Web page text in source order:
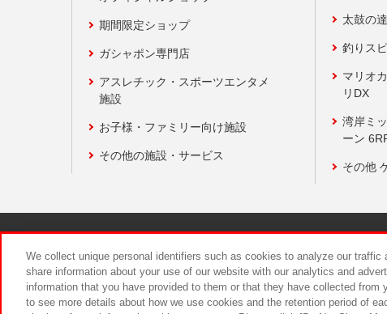
期間限定ショップ
ガシャポン専門店
アスレチック・スポーツエンタメ
施設
お子様・ファミリー向け施設
その他の施設・サービス
太鼓の
釣りス
マリオ
リDX
湾岸ミ
ーン
その他
食品のご提供
We collect unique personal identifiers such as cookies to analyze our traffic
share information about your use of our website with our analytics and
information that you have provided to them or that they have collected
to see more details about how we use cookies and the retention period of